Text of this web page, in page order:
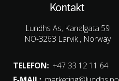
Kontakt
Lundhs As, Kanalgata 59
NO-3263 Larvik , Norway
TELEFON: +47 33 12 11 64